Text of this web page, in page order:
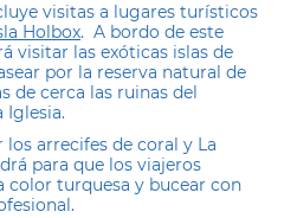
visitas a lugares turísticos
Holbox. A bordo de este
visitar las exóticas islas de
por la reserva natural de
de cerca las ruinas del
arrecifes de coral y La
para que los viajeros
color turquesa y bucear con